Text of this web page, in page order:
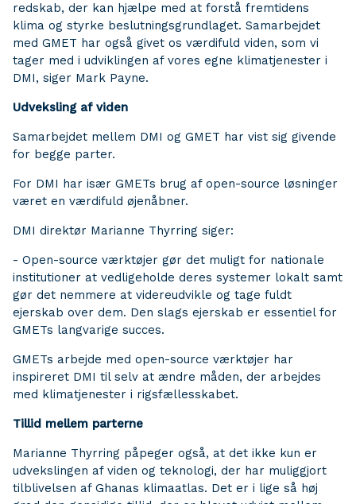
redskab, der kan hjælpe med at forstå fremtidens
klima og styrke beslutningsgrundlaget. Samarbejdet
med GMET har også givet os værdifuld viden, som vi
tager med i udviklingen af vores egne klimatjenester i
DMI, siger Mark Payne.
Udveksling af viden
Samarbejdet mellem DMI og GMET har vist sig givende
for begge parter.
For DMI har især GMETs brug af open-source løsninger
været en værdifuld øjenåbner.
DMI direktør Marianne Thyrring siger:
- Open-source værktøjer gør det muligt for nationale
institutioner at vedligeholde deres systemer lokalt samt
gør det nemmere at videreudvikle og tage fuldt
ejerskab over dem. Den slags ejerskab er essentiel for
GMETs langvarige succes.
GMETs arbejde med open-source værktøjer har
inspireret DMI til selv at ændre måden, der arbejdes
med klimatjenester i rigsfællesskabet.
Tillid mellem parterne
Marianne Thyrring påpeger også, at det ikke kun er
udvekslingen af viden og teknologi, der har muliggjort
tilblivelsen af Ghanas klimaatlas. Det er i lige så høj